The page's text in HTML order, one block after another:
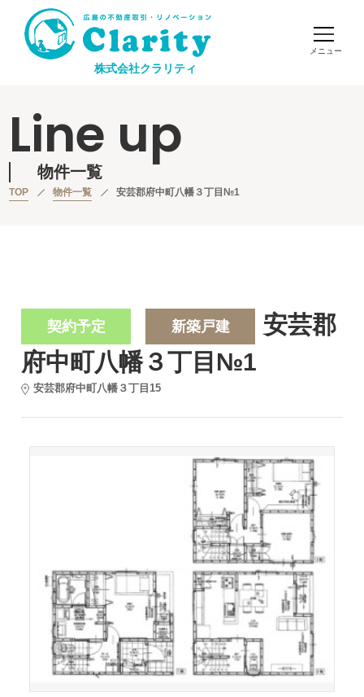
株式会社クラリティ
Line up
物件一覧
TOP 物件一覧 安芸郡府中町八幡３丁目№1
契約予定 新築戸建
安芸郡
府中町八幡３丁目№1
安芸郡府中町八幡３丁目15